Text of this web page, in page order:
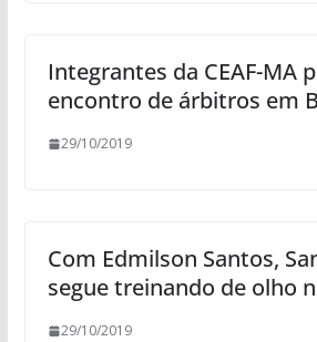
Integrantes da CEAF-MA
encontro de árbitros em
29/10/2019
Com Edmilson Santos,
segue treinando de olho
29/10/2019